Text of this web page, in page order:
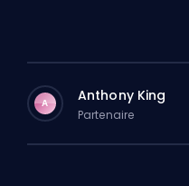
A Anthony King
Partenaire